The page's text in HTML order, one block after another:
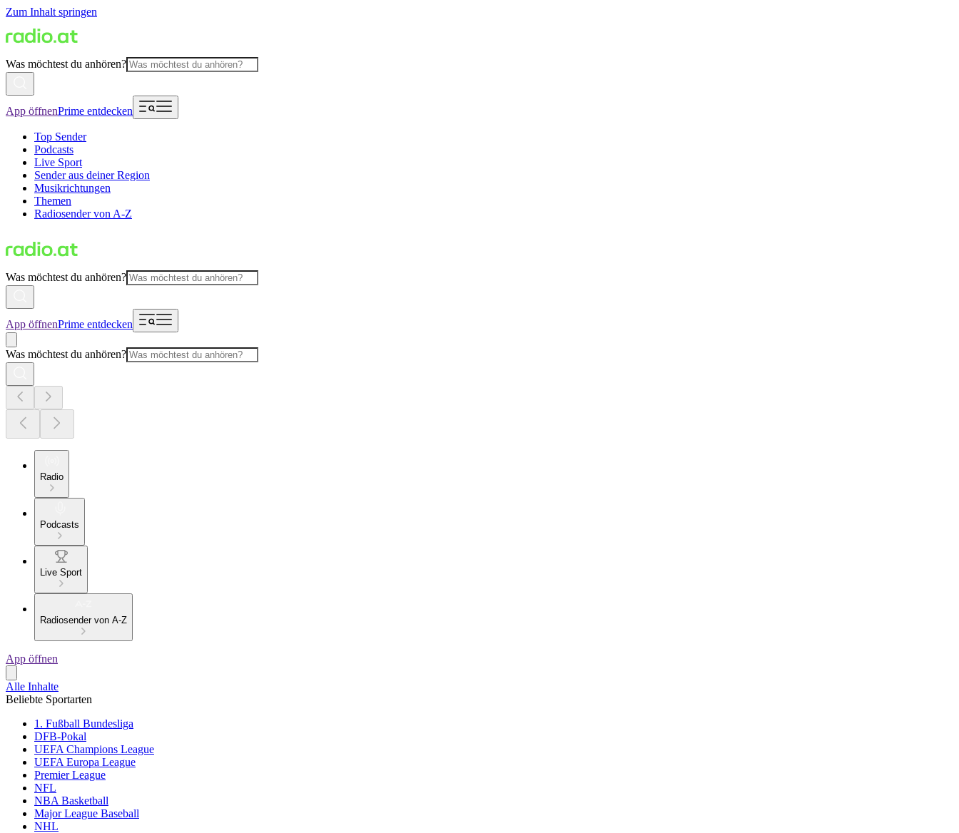
Zum Inhalt springen
Was möchtest du anhören?
App öffnenPrime entdecken
Top Sender
Podcasts
Live Sport
Sender aus deiner Region
Musikrichtungen
Themen
Radiosender von A-Z
Was möchtest du anhören?
App öffnenPrime entdecken
Was möchtest du anhören?
Radio
Podcasts
Live Sport
Radiosender von A-Z
App öffnen
Alle Inhalte
Beliebte Sportarten
1. Fußball Bundesliga
DFB-Pokal
UEFA Champions League
UEFA Europa League
Premier League
NFL
NBA Basketball
Major League Baseball
NHL